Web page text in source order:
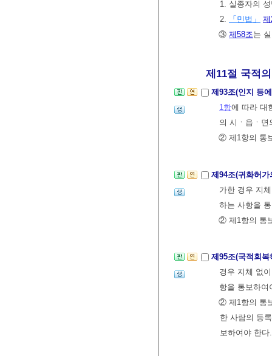
1. 실종자의
2.
「민법」
③ 제58조는
제11절 국적의
제93조(인지 등
1항에 따라 대
의 시ㆍ읍ㆍ
② 제1항의 통
제94조(귀화허
가한 경우 지
하는 사항을
② 제1항의 통
제95조(국적회
경우 지체 없
항을 통보하여
② 제1항의 통
한 사람의 등
보하여야 한다.